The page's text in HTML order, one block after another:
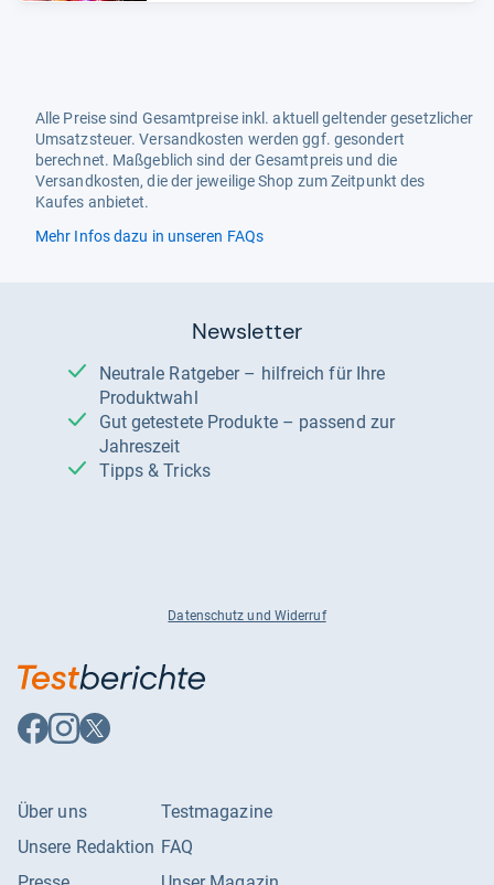
Alle Preise sind Gesamtpreise inkl. aktuell geltender gesetzlicher
Umsatzsteuer. Versandkosten werden ggf. gesondert
berechnet. Maßgeblich sind der Gesamtpreis und die
Versandkosten, die der jeweilige Shop zum Zeitpunkt des
Kaufes anbietet.
Mehr Infos dazu in unseren FAQs
Newsletter
Neutrale Ratgeber – hilfreich für Ihre
Produktwahl
Gut getestete Produkte – passend zur
Jahreszeit
Tipps & Tricks
Datenschutz und Widerruf
Auf
Facebook
Auf
Instagram
Auf
X
Über uns
Unsere Redaktion
Testmagazine
FAQ